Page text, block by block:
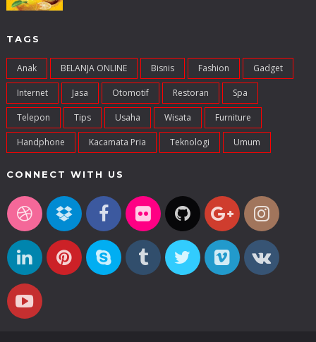
TAGS
Anak BELANJA ONLINE Bisnis Fashion Gadget
Internet Jasa Otomotif Restoran Spa
Telepon Tips Usaha Wisata Furniture
Handphone Kacamata Pria Teknologi Umum
CONNECT WITH US